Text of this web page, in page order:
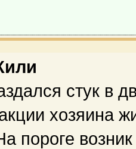
стук в
хозяина
пороге